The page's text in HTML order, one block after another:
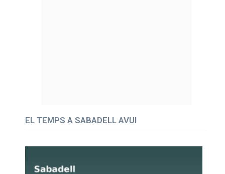
EL TEMPS A SABADELL AVUI